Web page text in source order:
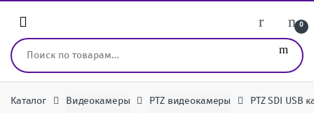
0
Искать:
Каталог Видеокамеры PTZ видеокамеры PTZ SDI USB